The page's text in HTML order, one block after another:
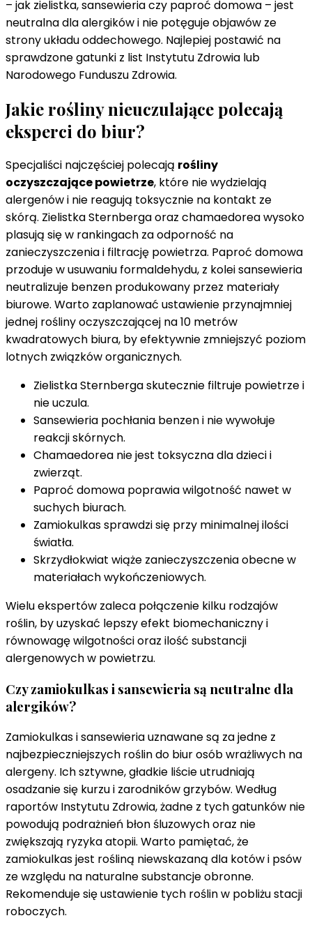
– jak zielistka, sansewieria czy paproć domowa – jest
neutralna dla alergików i nie potęguje objawów ze
strony układu oddechowego. Najlepiej postawić na
sprawdzone gatunki z list Instytutu Zdrowia lub
Narodowego Funduszu Zdrowia.
Jakie rośliny nieuczulające polecają
eksperci do biur?
Specjaliści najczęściej polecają rośliny
oczyszczające powietrze, które nie wydzielają
alergenów i nie reagują toksycznie na kontakt ze
skórą. Zielistka Sternberga oraz chamaedorea wysoko
plasują się w rankingach za odporność na
zanieczyszczenia i filtrację powietrza. Paproć domowa
przoduje w usuwaniu formaldehydu, z kolei sansewieria
neutralizuje benzen produkowany przez materiały
biurowe. Warto zaplanować ustawienie przynajmniej
jednej rośliny oczyszczającej na 10 metrów
kwadratowych biura, by efektywnie zmniejszyć poziom
lotnych związków organicznych.
Zielistka Sternberga skutecznie filtruje powietrze i
nie uczula.
Sansewieria pochłania benzen i nie wywołuje
reakcji skórnych.
Chamaedorea nie jest toksyczna dla dzieci i
zwierząt.
Paproć domowa poprawia wilgotność nawet w
suchych biurach.
Zamiokulkas sprawdzi się przy minimalnej ilości
światła.
Skrzydłokwiat wiąże zanieczyszczenia obecne w
materiałach wykończeniowych.
Wielu ekspertów zaleca połączenie kilku rodzajów
roślin, by uzyskać lepszy efekt biomechaniczny i
równowagę wilgotności oraz ilość substancji
alergenowych w powietrzu.
Czy zamiokulkas i sansewieria są neutralne dla
alergików?
Zamiokulkas i sansewieria uznawane są za jedne z
najbezpieczniejszych roślin do biur osób wrażliwych na
alergeny. Ich sztywne, gładkie liście utrudniają
osadzanie się kurzu i zarodników grzybów. Według
raportów Instytutu Zdrowia, żadne z tych gatunków nie
powodują podrażnień błon śluzowych oraz nie
zwiększają ryzyka atopii. Warto pamiętać, że
zamiokulkas jest rośliną niewskazaną dla kotów i psów
ze względu na naturalne substancje obronne.
Rekomenduje się ustawienie tych roślin w pobliżu stacji
roboczych.